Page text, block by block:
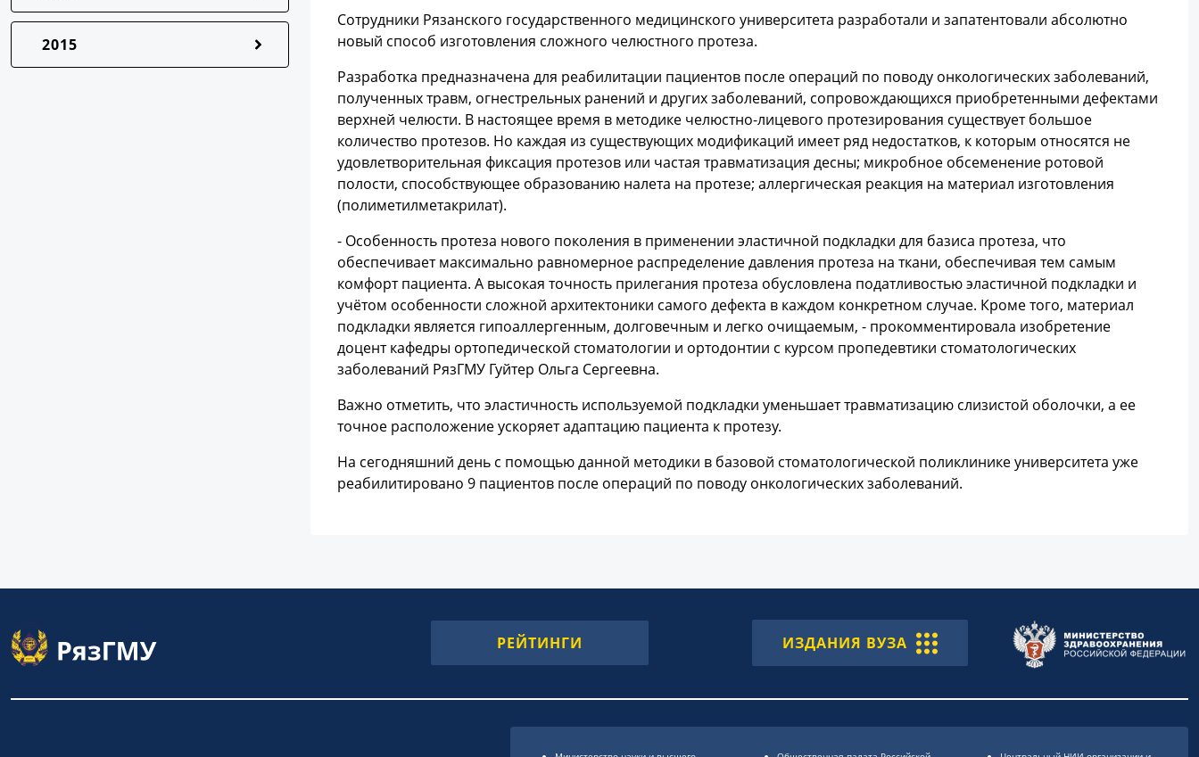
2015
Сотрудники Рязанского государственного медицинского университета разработали и запатентовали абсолютно
новый способ изготовления сложного челюстного протеза.
Разработка предназначена для реабилитации пациентов после операций по поводу онкологических заболеваний,
полученных травм, огнестрельных ранений и других заболеваний, сопровождающихся приобретенными дефектами
верхней челюсти. В настоящее время в методике челюстно-лицевого протезирования существует большое
количество протезов. Но каждая из существующих модификаций имеет ряд недостатков, к которым относятся не
удовлетворительная фиксация протезов или частая травматизация десны; микробное обсеменение ротовой
полости, способствующее образованию налета на протезе; аллергическая реакция на материал изготовления
(полиметилметакрилат).
- Особенность протеза нового поколения в применении эластичной подкладки для базиса протеза, что
обеспечивает максимально равномерное распределение давления протеза на ткани, обеспечивая тем самым
комфорт пациента. А высокая точность прилегания протеза обусловлена податливостью эластичной подкладки и
учётом особенности сложной архитектоники самого дефекта в каждом конкретном случае. Кроме того, материал
подкладки является гипоаллергенным, долговечным и легко очищаемым, - прокомментировала изобретение
доцент кафедры ортопедической стоматологии и ортодонтии с курсом пропедевтики стоматологических
заболеваний РязГМУ Гуйтер Ольга Сергеевна.
Важно отметить, что эластичность используемой подкладки уменьшает травматизацию слизистой оболочки, а ее
точное расположение ускоряет адаптацию пациента к протезу.
На сегодняшний день с помощью данной методики в базовой стоматологической поликлинике университета уже
реабилитировано 9 пациентов после операций по поводу онкологических заболеваний.
РЕЙТИНГИ ИЗДАНИЯ ВУЗА